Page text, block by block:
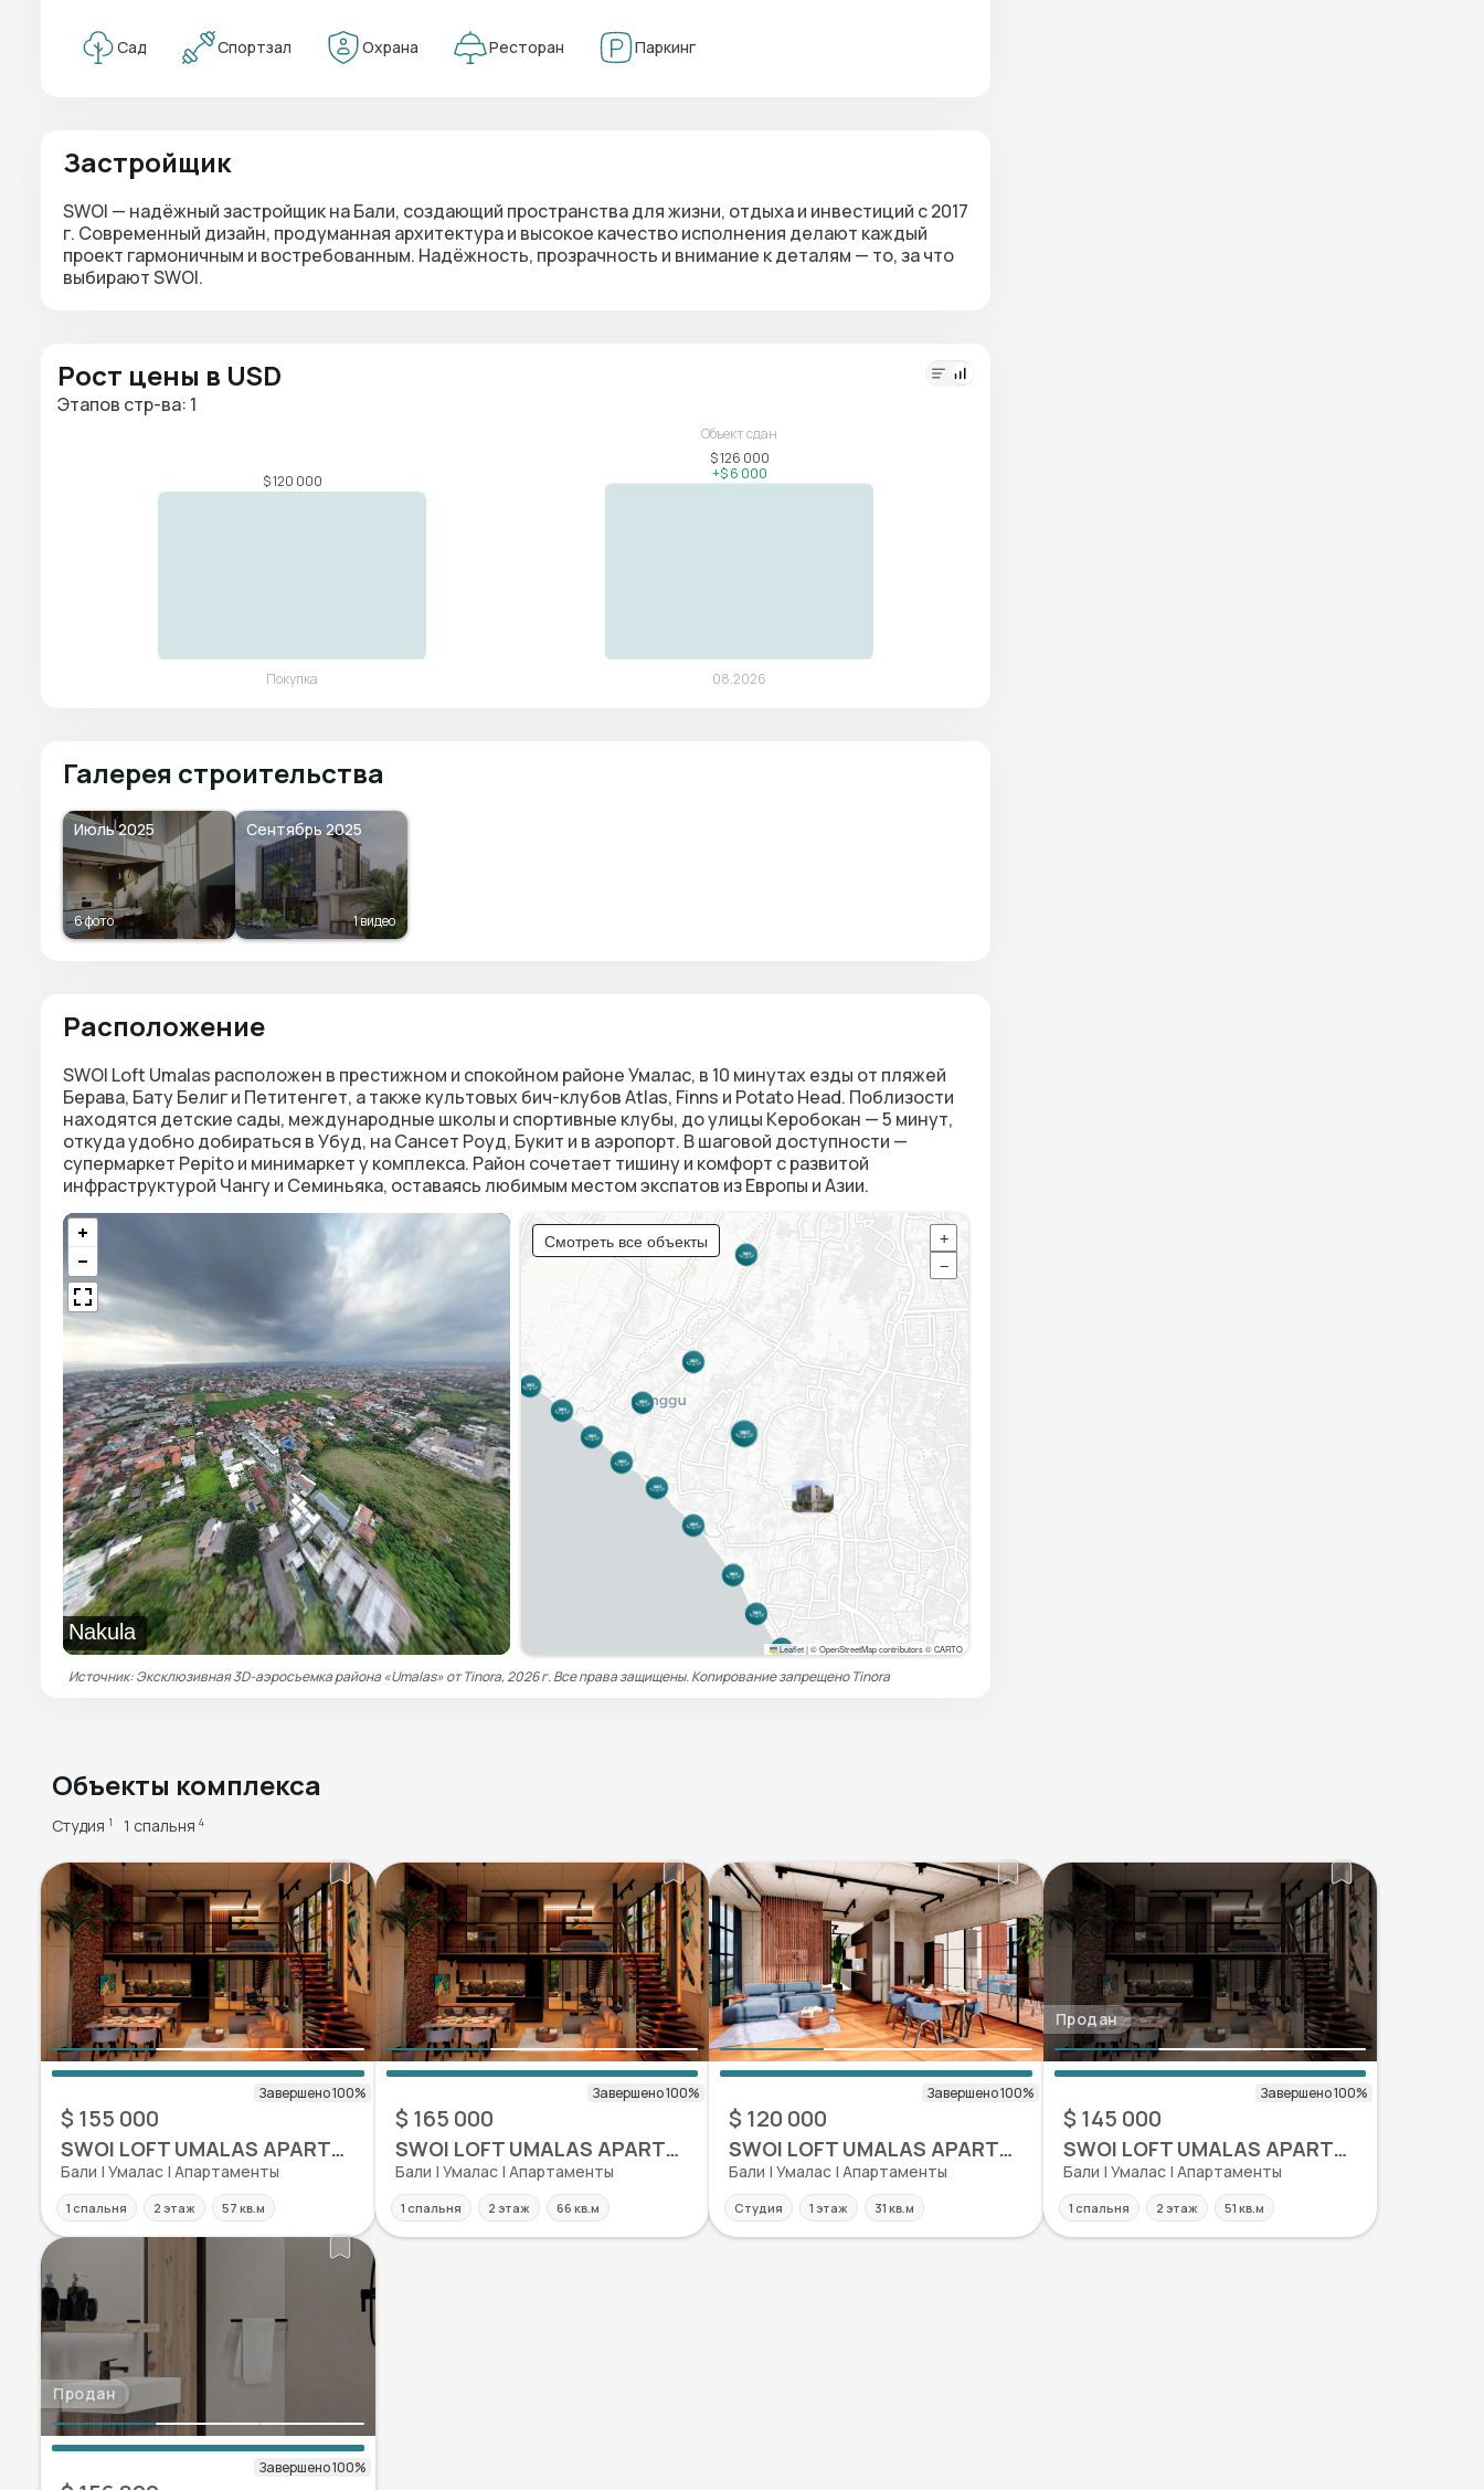
Сад Спортзал Охрана Ресторан Паркинг
Застройщик
SWOI — надёжный застройщик на Бали, создающий пространства для жизни, отдыха и инвестиций с 2017
г. Современный дизайн, продуманная архитектура и высокое качество исполнения делают каждый
проект гармоничным и востребованным. Надёжность, прозрачность и внимание к деталям — то, за что
выбирают SWOI.
Рост цены в USD
Этапов стр-ва: 1
Галерея строительства
Июль 2025
6 фото
Сентябрь 2025
1 видео
Расположение
SWOI Loft Umalas расположен в престижном и спокойном районеУмалас, в 10 минутах езды от пляжей
Берава, Бату Белиг и Петитенгет, а также культовых бич-клубов Atlas, Finns и Potato Head. Поблизости
находятся детские сады, международные школы и спортивные клубы, до улицы Керобокан — 5 минут,
откуда удобно добираться в Убуд, на Сансет Роуд, Букит и в аэропорт. В шаговой доступности —
супермаркет Pepito и минимаркет у комплекса. Район сочетает тишину и комфорт с развитой
инфраструктурой Чангу и Семиньяка, оставаясь любимым местом экспатов из Европы и Азии.
Nakula
Смотреть все объекты
+
−
Leaflet|© OpenStreetMap contributors © CARTO
Источник: Эксклюзивная 3D-аэросъемка района «Umalas» от Tinora, 2026 г. Все права защищены. Копирование запрещеноTinora
Объекты комплекса
Студия 1 1 спальня 4
$ 155 000
SWOI LOFT UMALAS APARTMENT
Бали | Умалас | Апартаменты
1 спальня 2 этаж 57 кв.м
$ 165 000
SWOI LOFT UMALAS APARTMENT
Бали | Умалас | Апартаменты
1 спальня 2 этаж 66 кв.м
$ 120 000
SWOI LOFT UMALAS APARTMENT
Бали | Умалас | Апартаменты
Студия 1 этаж 31 кв.м
Продан
$ 145 000
SWOI LOFT UMALAS APARTMENT
Бали | Умалас | Апартаменты
1 спальня 2 этаж 51 кв.м
Продан